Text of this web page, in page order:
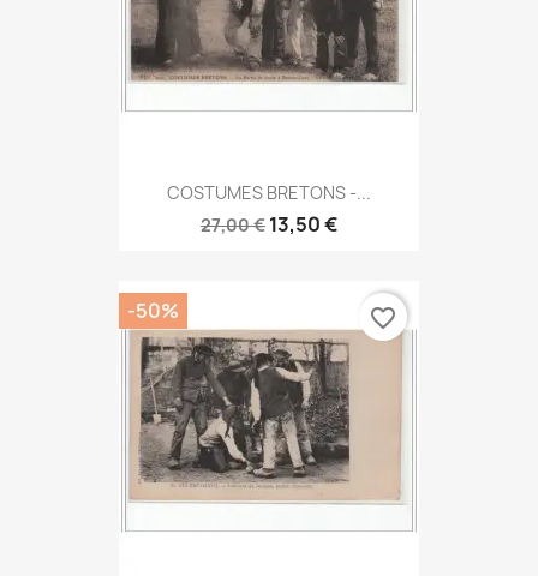
COSTUMES BRETONS -...
27,00 € 13,50 €
-50% favorite_border